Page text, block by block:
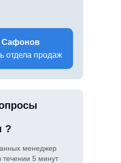
?
менеджер
течении 5 минут
Сафонов
отдела продаж